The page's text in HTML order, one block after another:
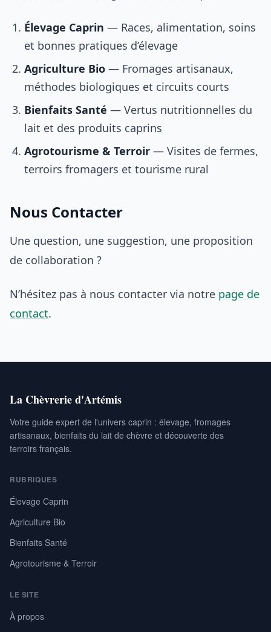
Élevage Caprin — Races, alimentation, soins
et bonnes pratiques d’élevage
Agriculture Bio — Fromages artisanaux,
méthodes biologiques et circuits courts
Bienfaits Santé — Vertus nutritionnelles du
lait et des produits caprins
Agrotourisme & Terroir — Visites de fermes,
terroirs fromagers et tourisme rural
Nous Contacter
Une question, une suggestion, une proposition
de collaboration ?
N’hésitez pas à nous contacter via notre page de
contact.
La Chèvrerie d'Artémis
Votre guide expert de l'univers caprin : élevage, fromages
artisanaux, bienfaits du lait de chèvre et découverte des
terroirs français.
RUBRIQUES
Élevage Caprin
Agriculture Bio
Bienfaits Santé
Agrotourisme & Terroir
LE SITE
À propos